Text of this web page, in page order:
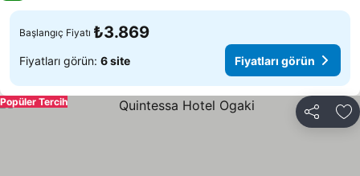
Başlangıç Fiyatı ₺3.869
Fiyatları görün: 6 site Fiyatları görün
Paylaş
Popüler Tercih